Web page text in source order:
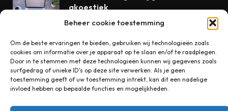
Beheer cookie toestemming
Om de beste ervaringen te bieden, gebruiken wij technologieën zoals
cookies om informatie over je apparaat op te slaan en/of te raadplegen.
Door in te stemmen met deze technologieën kunnen wij gegevens zoals
surfgedrag of unieke ID's op deze site verwerken. Als je geen
toestemming geeft of uw toestemming intrekt, kan dit een nadelige
invloed hebben op bepaalde functies en mogelijkheden.
akoestiek
CONTACT
Heeft u een vraag, suggestie of opmerking over onze